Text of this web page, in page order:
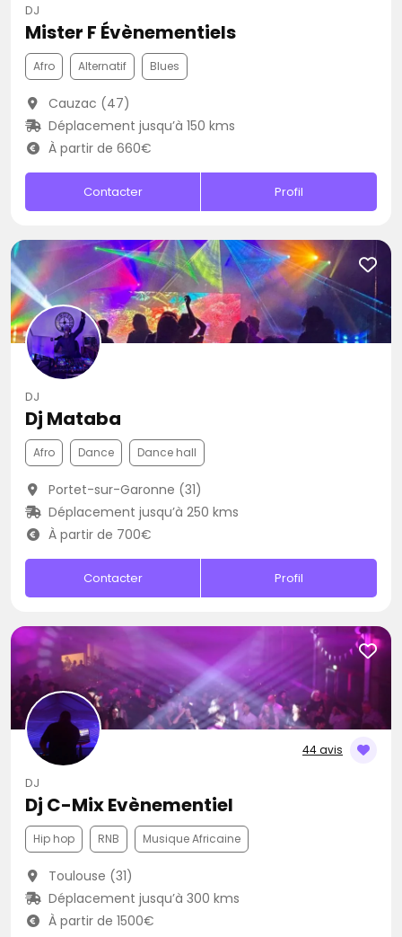
DJ
Mister F Évènementiels
Afro Alternatif Blues
Cauzac (47)
Déplacement jusqu’à 150 kms
À partir de 660€
Contacter Profil
DJ
Dj Mataba
Afro Dance Dance hall
Portet-sur-Garonne (31)
Déplacement jusqu’à 250 kms
À partir de 700€
Contacter Profil
44 avis
DJ
Dj C-Mix Evènementiel
Hip hop RNB Musique Africaine
Toulouse (31)
Déplacement jusqu’à 300 kms
À partir de 1500€